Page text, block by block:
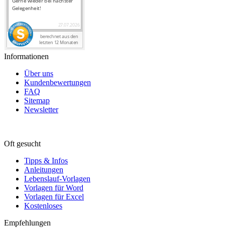
Informationen
Über uns
Kundenbewertungen
FAQ
Sitemap
Newsletter
Oft gesucht
Tipps & Infos
Anleitungen
Lebenslauf-Vorlagen
Vorlagen für Word
Vorlagen für Excel
Kostenloses
Empfehlungen